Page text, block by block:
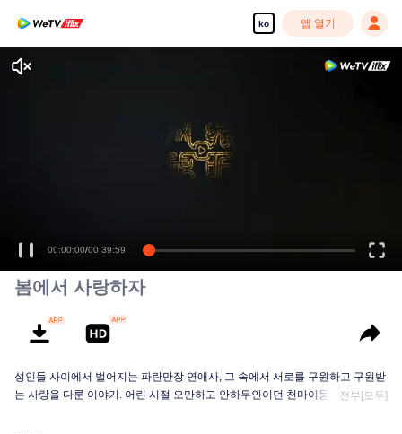
ko 앱 열기
고화질 콘텐츠를 끊김 없이 즐기세요
00:00:00/00:39:59
봄에서 사랑하자
성인들 사이에서 벌어지는 파란만장 연애사, 그 속에서 서로를 구원하고 구원받
는 사랑을 다룬 이야기. 어린 시절 오만하고 안하무인이던 천마이둥은 큰 변고
전부[모두]